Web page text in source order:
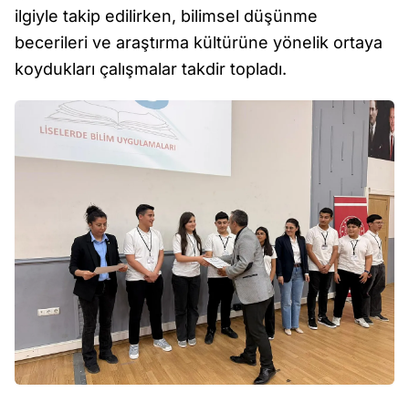
ilgiyle takip edilirken, bilimsel düşünme
becerileri ve araştırma kültürüne yönelik ortaya
koydukları çalışmalar takdir topladı.